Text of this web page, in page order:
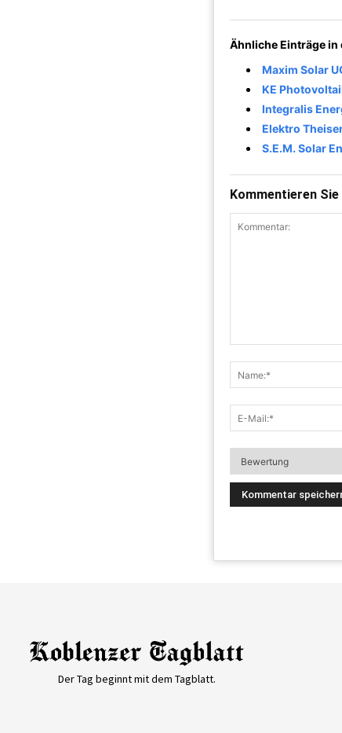
Ähnliche Einträge in
Maxim Solar
KE
Integralis
Elektro
S.E.M. Solar
Kommentieren
Der Tag beginnt mit dem Tagblatt.